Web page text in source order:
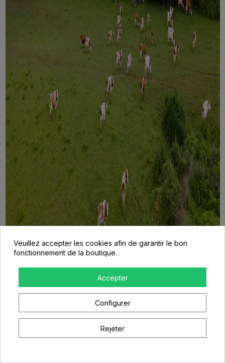
Veuillez accepter les cookies afin de garantir le bon
fonctionnement de la boutique.
Accepter
Configurer
Rejeter